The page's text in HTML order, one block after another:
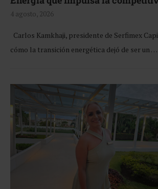
4 agosto, 2026
Carlos Kamkhaji, presidente de Serfimex
cómo la transición energética dejó de ser un …